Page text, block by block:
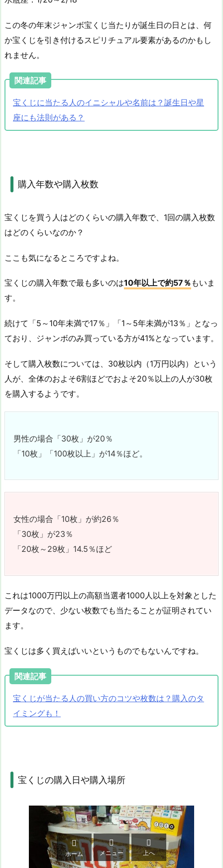
この冬の年末ジャンボ宝くじ当たりが誕生日の日とは、何
か宝くじを引き付けるスピリチュアル要素があるのかもし
れません。
関連記事
宝くじに当たる人のイニシャルや名前は？誕生日や星
座にも法則がある？
購入年数や購入枚数
宝くじを買う人はどのくらいの購入年数で、1回の購入枚数
はどのくらいなのか？
ここも気になるところですよね。
宝くじの購入年数で最も多いのは10年以上で約57％ もいま
す。
続けて「5～10年未満で17％」「1～5年未満が13％」となっ
ており、ジャンボのみ買っている方が41%となっています。
そして購入枚数については、30枚以内（1万円以内）という
人が、全体のおよそ6割ほどでおよそ20％以上の人が30枚
を購入するようです。
男性の場合「30枚」が20％
「10枚」「100枚以上」が14％ほど。
女性の場合「10枚」が約26％
「30枚」が23％
「20枚～29枚」14.5％ほど
これは1000万円以上の高額当選者1000人以上を対象とした
データなので、少ない枚数でも当たることが証明されてい
ます。
宝くじは多く買えばいいというものでもないんですね。
関連記事
宝くじが当たる人の買い方のコツや枚数は？購入のタ
イミングも！
宝くじの購入日や購入場所

ホーム

メニュー

上へ